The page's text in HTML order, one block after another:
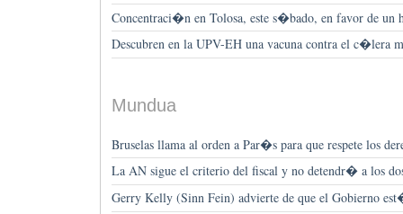
Concentraci�n en Tolosa, este s�bado, en favor de
Descubren en la UPV-EH una vacuna contra el c�lera
Mundua
Bruselas llama al orden a Par�s para que respete los
La AN sigue el criterio del fiscal y no detendr� a los
Gerry Kelly (Sinn Fein) advierte de que el Gobierno